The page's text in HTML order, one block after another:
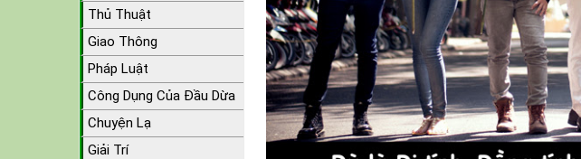
Thủ Thuật
Giao Thông
Pháp Luật
Công Dụng Của Đầu Dừa
Chuyện Lạ
Giải Trí